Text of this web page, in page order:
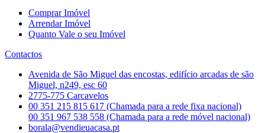
Comprar Imóvel
Arrendar Imóvel
Quanto Vale o seu Imóvel
Contactos
Avenida de São Miguel das encostas, edifício arcadas de são
Miguel, n249, esc 60
2775-775 Carcavelos
00 351 215 815 617 (Chamada para a rede fixa nacional)
00 351 967 538 558 (Chamada para a rede móvel nacional)
borala@vendieuacasa.pt